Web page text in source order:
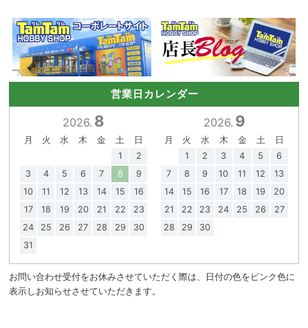
営業日カレンダー
2026. 8
月 火 水 木 金 土
日
1
2
3
4 5 6 7 8
9
10
11 12 13 14 15
16
17
18 19 20 21 22
23
24
25 26 27 28 29
30
31
2026. 9
月 火 水 木 金 土
日
1
2 3 4 5
6
7
8 9 10 11 12
13
14
15 16 17 18 19
20
21
22 23 24 25 26
27
28
29 30
お問い合わせ受付をお休みさせていただく際は、日付の色をピンク色に
表示しお知らせさせていただきます。